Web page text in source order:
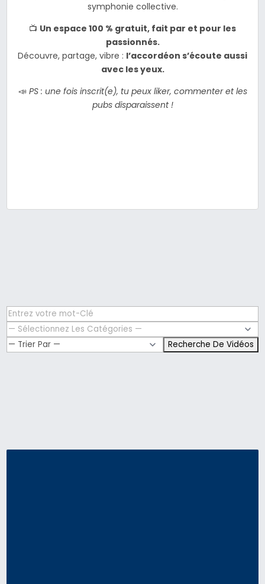
symphonie collective.
📺 Un espace 100 % gratuit, fait par et pour les
passionnés.
Découvre, partage, vibre : l’accordéon s’écoute aussi
avec les yeux.
📣 PS : une fois inscrit(e), tu peux liker, commenter et les
pubs disparaissent !